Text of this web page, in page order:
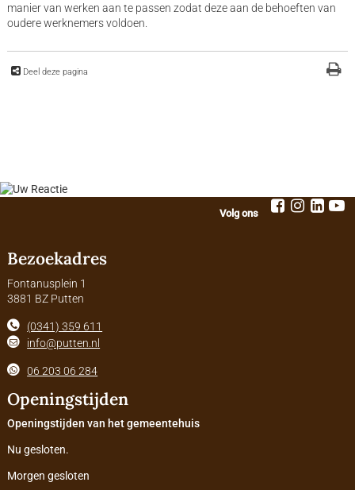
manier van werken aan te passen zodat deze aan de behoeften van
oudere werknemers voldoen.
Deel deze pagina
Volg ons
Bezoekadres
Fontanusplein 1
3881 BZ Putten
(0341) 359 611
info@putten.nl
06 203 06 284
Openingstijden
Openingstijden van het gemeentehuis
Nu gesloten.
Morgen gesloten